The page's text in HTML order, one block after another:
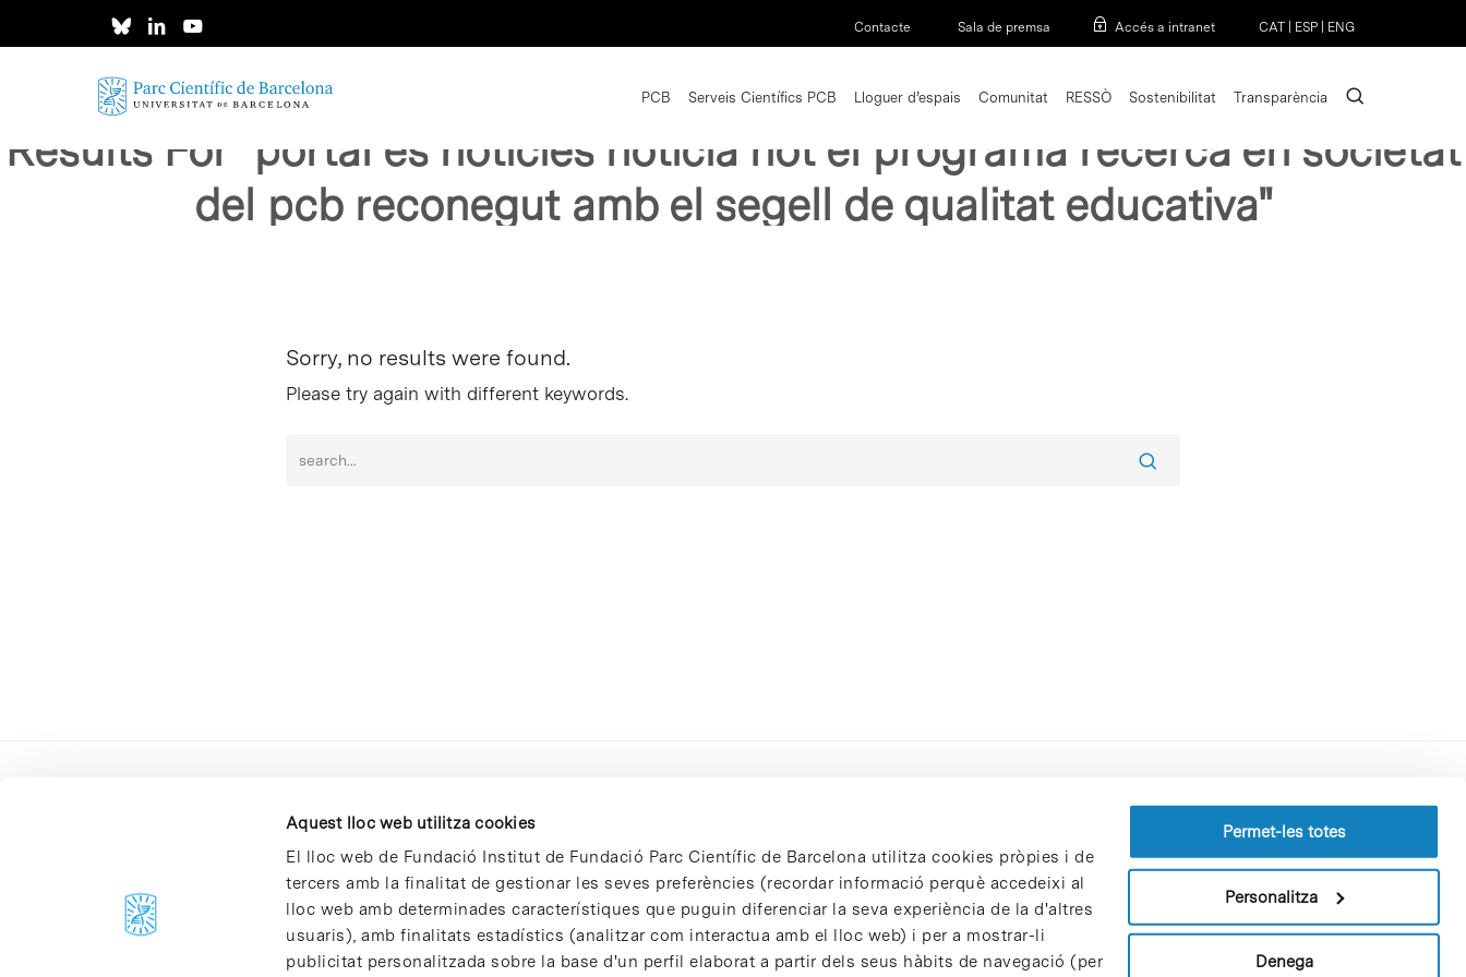
Aquest lloc web utilitza cookies
El lloc web de Fundació Institut de Fundació Parc Científic de Barcelona utilitza cookies pròpies i de
tercers amb la finalitat de gestionar les seves preferències (recordar informació perquè accedeixi al
lloc web amb determinades característiques que puguin diferenciar la seva experiència de la d'altres
usuaris), amb finalitats estadístics (analitzar com interactua amb el lloc web) i per a mostrar-li
publicitat personalitzada sobre la base d'un perfil elaborat a partir dels seus hàbits de navegació (per
Permet-les totes
Personalitza
Denega
Contacte Sala de premsa Accés a intranet CAT ESP ENG
PCB Serveis Científics PCB Lloguer d’espais Comunitat RESSÒ Sostenibilitat Transparència search
Results For
"portal es noticies noticia not el programa recerca en societat
del pcb reconegut amb el segell de qualitat educativa"
Sorry, no results were found.
Please try again with different keywords.
C/Baldiri Reixac, 4-12 i 15
Perfil del contractant
Política de privacitat
Política de cookies
Patrons i patrocinadors
Borsa de treball